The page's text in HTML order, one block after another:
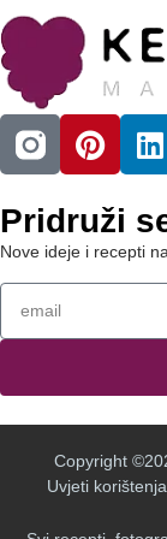
Pridruži
Nove ideje i recepti
Copyright
Uvjeti korištenja